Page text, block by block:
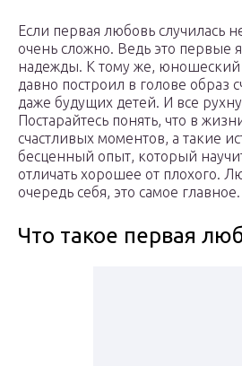
Если первая любовь случилась
очень сложно. Ведь это первые
надежды. К тому же,
давно построил в голове образ
даже будущих детей. И все
Постарайтесь понять, что в
счастливых моментов, а такие
бесценный опыт, который
отличать хорошее от плохого.
очередь себя, это самое главное.
Что такое первая